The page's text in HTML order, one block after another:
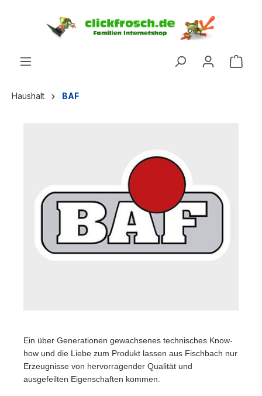
Haushalt BAF
Ein über Generationen gewachsenes technisches Know-
how und die Liebe zum Produkt lassen aus Fischbach nur
Erzeugnisse von hervorragender Qualität und
ausgefeilten Eigenschaften kommen.